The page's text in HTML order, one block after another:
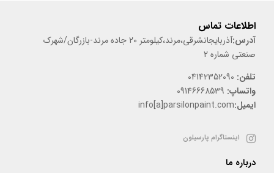
اطلاعات تماس
آدرس:
آذربایجانشرقی،مرند،کیلومتر 20 جاده مرند-بازرگان/شهرک
صنعتی شماره 2
تلفن:
واتساپ:
ایمیل:info[a]parsilonpaint.com
اینستاگرام پارسیلون
درباره ما